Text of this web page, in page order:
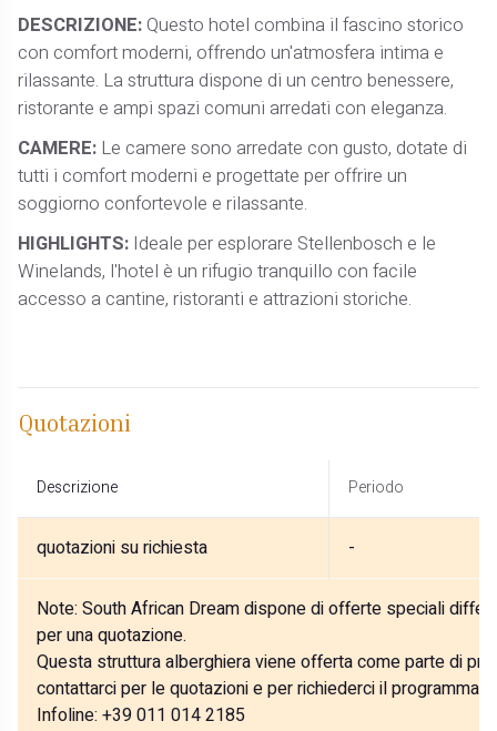
DESCRIZIONE:Questo hotel combina il fascino storico
con comfort moderni, offrendo un'atmosfera intima e
rilassante. La struttura dispone di un centro benessere,
ristorante e ampi spazi comuni arredati con eleganza.
CAMERE: Le camere sono arredate con gusto, dotate di
tutti i comfort moderni e progettate per offrire un
soggiorno confortevole e rilassante.
HIGHLIGHTS: Ideale per esplorare Stellenbosch e le
Winelands, l'hotel è un rifugio tranquillo con facile
accesso a cantine, ristoranti e attrazioni storiche.
Quotazioni
Descrizione Periodo
quotazioni su richiesta -
Note: South African Dream dispone di offerte speciali
per una quotazione.
Questa struttura alberghiera viene offerta come parte di
contattarci per le quotazioni e per richiederci il programma
Infoline: +39 011 014 2185